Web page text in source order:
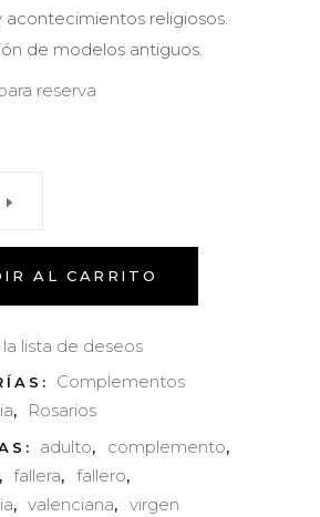
acontecimientos religiosos.
de modelos antiguos.
reserva
AL CARRITO
lista de deseos
Complementos
, Rosarios
adulto, complemento,
,fallera, fallero,
,valenciana, virgen